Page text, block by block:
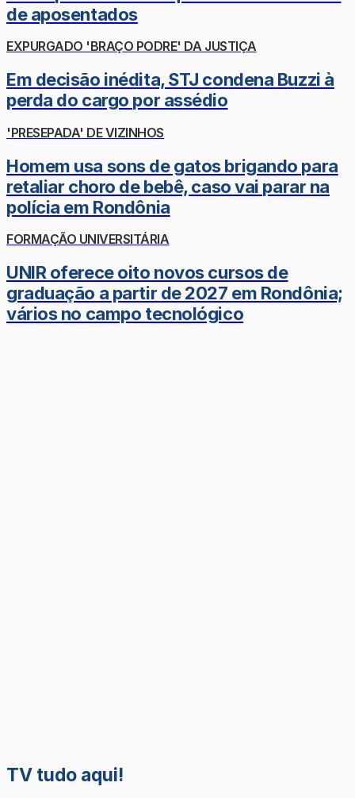
de aposentados
EXPURGADO 'BRAÇO PODRE' DA JUSTIÇA
Em decisão inédita, STJ condena Buzzi à
perda do cargo por assédio
'PRESEPADA' DE VIZINHOS
Homem usa sons de gatos brigando para
retaliar choro de bebê, caso vai parar na
polícia em Rondônia
FORMAÇÃO UNIVERSITÁRIA
UNIR oferece oito novos cursos de
graduação a partir de 2027 em Rondônia;
vários no campo tecnológico
TV tudo aqui!